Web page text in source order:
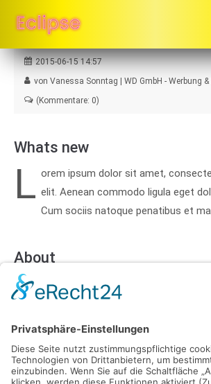
2015-06-15 14:57
von Vanessa Sonntag | WD GmbH - Werbung &
(Kommentare: 0)
Whats new
L orem ipsum dolor sit amet,
elit. Aenean commodo ligula eget
Cum sociis natoque penatibus et
About
Nullam dictum felis eu pede mollis
Cras dapibus. Vivamus elementum semper
consequat vitae, eleifend ac, enim.
dapibus in, viverra quis, feugiat a, tellus.
ut metus varius laoreet. Quisque rutrum.